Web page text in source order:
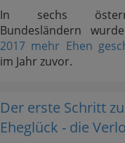
In sechs
Bundesländern
2017 mehr Ehen
im Jahr zuvor.
Der erste Schritt
Eheglück - die